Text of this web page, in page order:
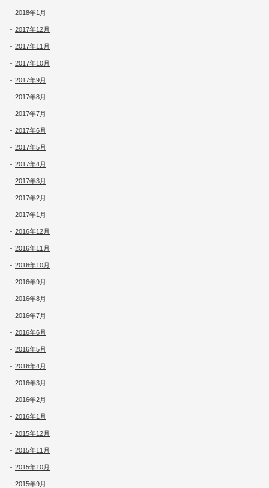
2018年1月
2017年12月
2017年11月
2017年10月
2017年9月
2017年8月
2017年7月
2017年6月
2017年5月
2017年4月
2017年3月
2017年2月
2017年1月
2016年12月
2016年11月
2016年10月
2016年9月
2016年8月
2016年7月
2016年6月
2016年5月
2016年4月
2016年3月
2016年2月
2016年1月
2015年12月
2015年11月
2015年10月
2015年9月